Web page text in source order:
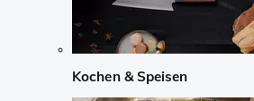
Kochen & Speisen